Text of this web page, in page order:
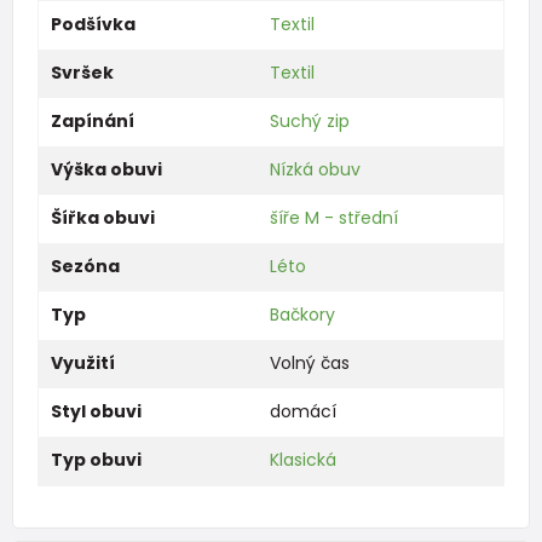
Podšívka
Textil
Svršek
Textil
Zapínání
Suchý zip
Výška obuvi
Nízká obuv
Šířka obuvi
šíře M - střední
Sezóna
Léto
Typ
Bačkory
Využití
Volný čas
Styl obuvi
domácí
Typ obuvi
Klasická